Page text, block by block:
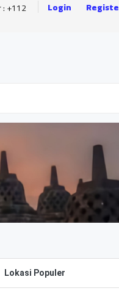
: +112 Login
Lokasi Populer